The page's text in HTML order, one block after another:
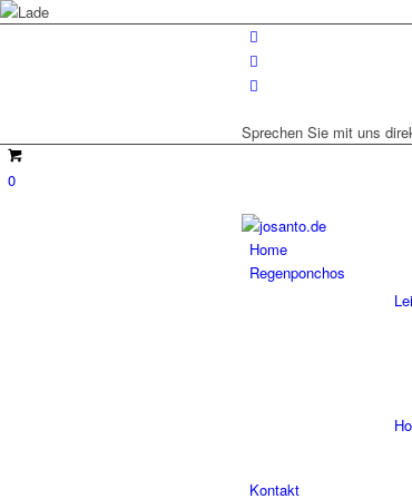
Sprechen Sie mit uns
0
Home
Regenponchos
Kontakt